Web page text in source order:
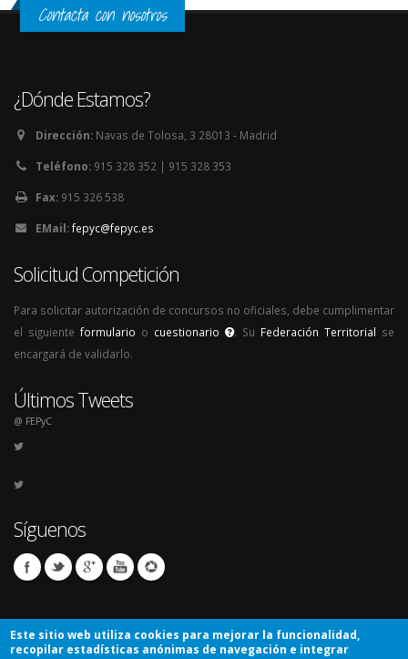
Contacta con nosotros
¿Dónde Estamos?
Dirección: Navas de Tolosa, 3 28013 - Madrid
Teléfono: 915 328 352 | 915 328 353
Fax: 915 326 538
EMail:fepyc@fepyc.es
Solicitud Competición
Para solicitar autorización de concursos no oficiales, debe cumplimentar
el siguiente formulario o cuestionario . Su Federación Territorial se
encargará de validarlo.
Últimos Tweets
@ FEPyC
Síguenos
Este sitio web utiliza cookies para mejorar la funcionalidad,
recopilar estadísticas anónimas de navegación e integrar